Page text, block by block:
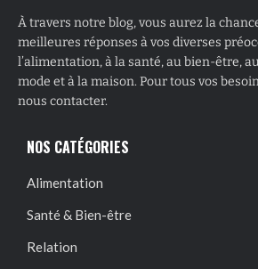
À travers notre blog, vous aurez la
meilleures réponses à vos diverses
l’alimentation, à la santé, au bien-être,
mode et à la maison. Pour tous vos
nous contacter.
NOS CATÉGORIES
Alimentation
Santé & Bien-être
Relation